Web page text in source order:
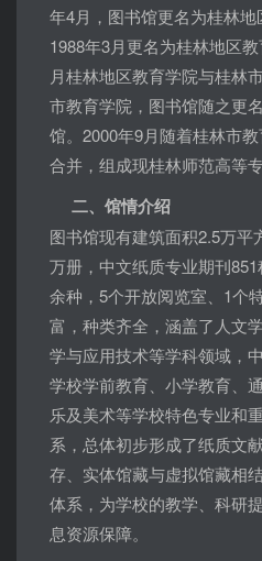
年4月，图书馆更名为桂林地
1988年3月更名为桂林地区
月桂林地区教育学院与桂林
市教育学院，图书馆随之更
馆。2000年9月随着桂林市
合并，组成现桂林师范高等
二、馆情介绍
图书馆现有建筑面积2.5万平
万册，中文纸质专业期刊
余种，5个开放阅览室、1个
富，种类齐全，涵盖了人文
学与应用技术等学科领域，
学校学前教育、小学教育、
乐及美术等学校特色专业和
系，总体初步形成了纸质文
存、实体馆藏与虚拟馆藏相
体系，为学校的教学、科研
息资源保障。